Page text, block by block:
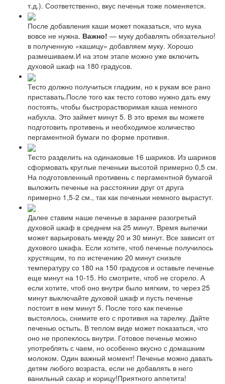
т.д.). Соответственно, вкус печенья тоже поменяется.
После добавления каши может показаться, что мука
вовсе не нужна. Важно! — муку добавлять обязательно!
в полученную «кашицу» добавляем муку. Хорошо
размешиваем.И на этом этапе можно уже включить
духовой шкаф на 180 градусов.
Тесто должно получиться гладким, но к рукам все рано
приставать.После того как тесто готово нужно дать ему
постоять, чтобы быстрорастворимая каша немного
набухла. Это займет минут 5. В это время вы можете
подготовить противень и необходимое количество
пергаментной бумаги по форме противня.
Тесто разделить на одинаковые 16 шариков. Из шариков
сформовать круглые печеньки высотой примерно 0,5 см.
На подготовленный противень с пергаментной бумагой
выложить печенье на расстоянии друг от друга
примерно 1,5-2 см., так как печеньки немного вырастут.
Далее ставим наше печенье в заранее разогретый
духовой шкаф в среднем на 25 минут. Время выпечки
может варьировать между 20 и 30 минут. Все зависит от
духового шкафа. Если хотите, чтоб печенье получилось
хрустящим, то по истечению 20 минут снизьте
температуру со 180 на 150 градусов и оставьте печенье
еще минут на 10-15. Но смотрите, чтоб не сгорело. А
если хотите, чтоб оно внутри было мягким, то через 25
минут выключайте духовой шкаф и пусть печенье
постоит в нем минут 5. После того как печенье
выстоялось, снимите его с противня на тарелку. Дайте
печенью остыть. В теплом виде может показаться, что
оно не пропеклось внутри. Готовое печенье можно
употреблять с чаем, но особенно вкусно с домашним
молоком. Один важный момент! Печенье можно давать
детям любого возраста, если не добавлять в него
ванильный сахар и корицу!Приятного аппетита!